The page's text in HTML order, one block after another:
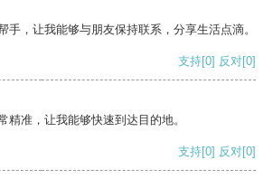
手，让我能够与朋友保持联系，分享生活点滴。
支持[0] 反对[0]
精准，让我能够快速到达目的地。
支持[0] 反对[0]